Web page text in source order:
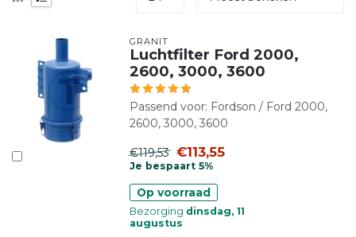
GRANIT
Luchtfilter Ford 2000,
2600, 3000, 3600
Passend voor: Fordson / Ford 2000,
2600, 3000, 3600
€119,53 €113,55
Je bespaart 5%
Op voorraad
Bezorging dinsdag, 11
augustus